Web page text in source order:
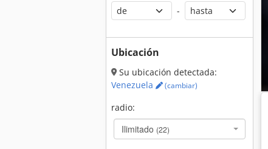
-
Ubicación
Su ubicación detectada:
Venezuela
(cambiar)
radio:
Ilimitado (22)